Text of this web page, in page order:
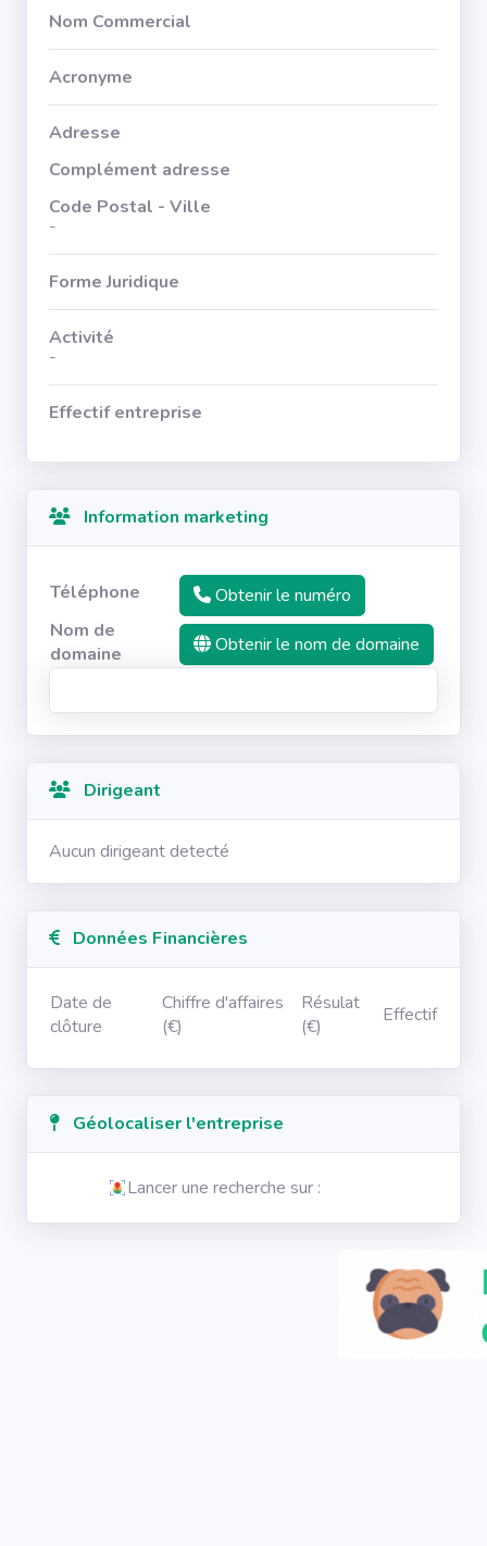
Nom Commercial
Acronyme
Adresse
Complément adresse
Code Postal - Ville
-
Forme Juridique
Activité
-
Effectif entreprise
Information marketing
Téléphone
Obtenir le numéro
Nom de
domaine
Obtenir le nom de domaine
Dirigeant
Aucun dirigeant detecté
Données Financières
Date de
clôture
Chiffre d'affaires
(€)
Résulat
(€)
Effectif
Géolocaliser l'entreprise
Lancer une recherche sur :